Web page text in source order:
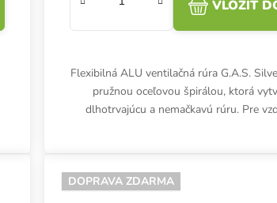
VLOŽIŤ
Flexibilná ALU ventilačná rúra G.A.S.
pružnou oceľovou špirálou, ktorá
dlhotrvajúcu a nemačkavú rúru. Pre
DOPRAVA ZDARMA